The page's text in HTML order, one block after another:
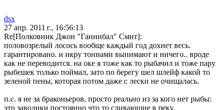
dsx
27 апр. 2011 г., 16:56:13
Re[Полковник Джон "Ганнибал" Смит]:
половозрелый лосось вообще каждый год дохнет весь.
гарантировано. и икру тоннами вынимают и ничего.. вроде
как не переводится. на оке я тоже как то рыбачил и тоже пару
рыбешек только поймал, зато по берегу шел шлейф какой то
зеленой пены, которая потом даже с лески не очищалась.
п.с. я не за браконьеров, просто реально из за кого нет рыбы:
это заводики постоянно что то сливающие в реку,